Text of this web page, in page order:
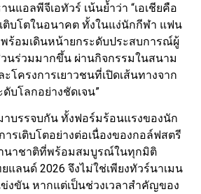
นแอลพีจีเอทัวร์ เน้นย้ำว่า “เอเชียคือ
ติบโตในอนาคต ทั้งในแง่นักกีฬา แฟน
ร้อมเดินหน้ายกระดับประสบการณ์ผู้
นร่วมมากขึ้น ผ่านกิจกรรมในสนาม
โครงการเยาวชนที่เปิดเส้นทางจาก
บโลกอย่างชัดเจน”
าบรรจบกัน ทั้งฟอร์มร้อนแรงของนัก
รเติบโตอย่างต่อเนื่องของกอล์ฟสตรี
นาชาติที่พร้อมสมบูรณ์ในทุกมิติ
แลนด์ 2026 จึงไม่ใช่เพียงทัวร์นาเมน
งขัน หากแต่เป็นช่วงเวลาสำคัญของ